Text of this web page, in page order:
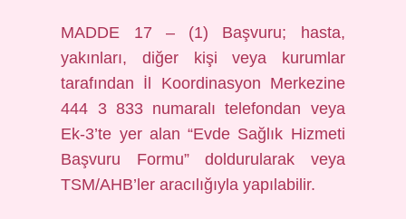
MADDE 17 – (1) Başvuru; hasta,
yakınları, diğer kişi veya kurumlar
tarafından İl Koordinasyon Merkezine
444 3 833 numaralı telefondan veya
Ek-3’te yer alan “Evde Sağlık Hizmeti
Başvuru Formu” doldurularak veya
TSM/AHB’ler aracılığıyla yapılabilir.